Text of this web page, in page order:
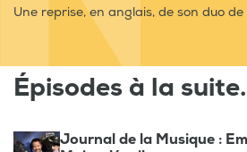
Une reprise, en anglais, de son duo
Épisodes à la
Journal de la Musique :